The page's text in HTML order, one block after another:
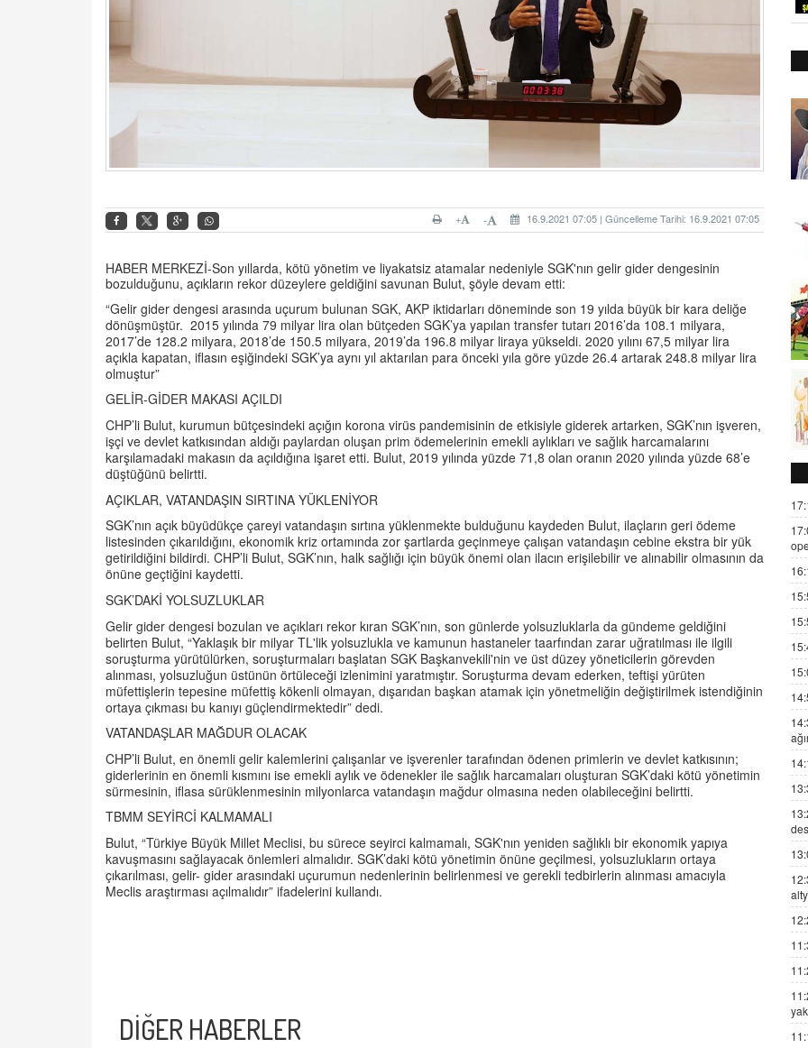
16.9.2021 07:05 | Güncelleme Tarihi: 16.9.2021 07:05
-
+
HABER MERKEZİ-Son yıllarda, kötü yönetim ve liyakatsiz atamalar nedeniyle SGK'nın gelir gider dengesinin
bozulduğunu, açıkların rekor düzeylere geldiğini savunan Bulut, şöyle devam etti:
“Gelir gider dengesi arasında uçurum bulunan SGK, AKP iktidarları döneminde son 19 yılda büyük bir kara deliğe
dönüşmüştür. 2015 yılında 79 milyar lira olan bütçeden SGK’ya yapılan transfer tutarı 2016’da 108.1 milyara,
2017’de 128.2 milyara, 2018’de 150.5 milyara, 2019’da 196.8 milyar liraya yükseldi. 2020 yılını 67,5 milyar lira
açıkla kapatan, iflasın eşiğindeki SGK’ya aynı yıl aktarılan para önceki yıla göre yüzde 26.4 artarak 248.8 milyar lira
olmuştur”
GELİR-GİDER MAKASI AÇILDI
CHP’li Bulut, kurumun bütçesindeki açığın korona virüs pandemisinin de etkisiyle giderek artarken, SGK’nın işveren,
işçi ve devlet katkısından aldığı paylardan oluşan prim ödemelerinin emekli aylıkları ve sağlık harcamalarını
karşılamadaki makasın da açıldığına işaret etti. Bulut, 2019 yılında yüzde 71,8 olan oranın 2020 yılında yüzde 68’e
düştüğünü belirtti.
AÇIKLAR, VATANDAŞIN SIRTINA YÜKLENİYOR
SGK’nın açık büyüdükçe çareyi vatandaşın sırtına yüklenmekte bulduğunu kaydeden Bulut, ilaçların geri ödeme
listesinden çıkarıldığını, ekonomik kriz ortamında zor şartlarda geçinmeye çalışan vatandaşın cebine ekstra bir yük
getirildiğini bildirdi. CHP’li Bulut, SGK’nın, halk sağlığı için büyük önemi olan ilacın erişilebilir ve alınabilir olmasının da
önüne geçtiğini kaydetti.
SGK’DAKİ YOLSUZLUKLAR
Gelir gider dengesi bozulan ve açıkları rekor kıran SGK’nın, son günlerde yolsuzluklarla da gündeme geldiğini
belirten Bulut, “Yaklaşık bir milyar TL'lik yolsuzlukla ve kamunun hastaneler taarfından zarar uğratılması ile ilgili
soruşturma yürütülürken, soruşturmaları başlatan SGK Başkanvekili'nin ve üst düzey yöneticilerin görevden
alınması, yolsuzluğun üstünün örtüleceği izlenimini yaratmıştır. Soruşturma devam ederken, teftişi yürüten
müfettişlerin tepesine müfettiş kökenli olmayan, dışarıdan başkan atamak için yönetmeliğin değiştirilmek istendiğinin
ortaya çıkması bu kanıyı güçlendirmektedir” dedi.
VATANDAŞLAR MAĞDUR OLACAK
CHP’li Bulut, en önemli gelir kalemlerini çalışanlar ve işverenler tarafından ödenen primlerin ve devlet katkısının;
giderlerinin en önemli kısmını ise emekli aylık ve ödenekler ile sağlık harcamaları oluşturan SGK’daki kötü yönetimin
sürmesinin, iflasa sürüklenmesinin milyonlarca vatandaşın mağdur olmasına neden olabileceğini belirtti.
TBMM SEYİRCİ KALMAMALI
Bulut, “Türkiye Büyük Millet Meclisi, bu sürece seyirci kalmamalı, SGK'nın yeniden sağlıklı bir ekonomik yapıya
kavuşmasını sağlayacak önlemleri almalıdır. SGK’daki kötü yönetimin önüne geçilmesi, yolsuzlukların ortaya
çıkarılması, gelir- gider arasındaki uçurumun nedenlerinin belirlenmesi ve gerekli tedbirlerin alınması amacıyla
Meclis araştırması açılmalıdır” ifadelerini kullandı.
DİĞER HABERLER